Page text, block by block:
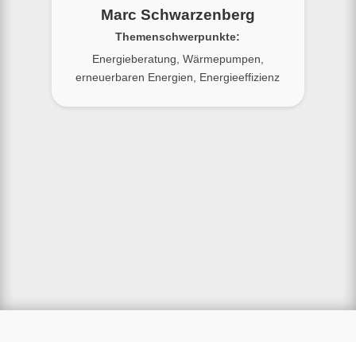
Marc Schwarzenberg
Themenschwerpunkte:
Energieberatung, Wärmepumpen,
erneuerbaren Energien, Energieeffizienz